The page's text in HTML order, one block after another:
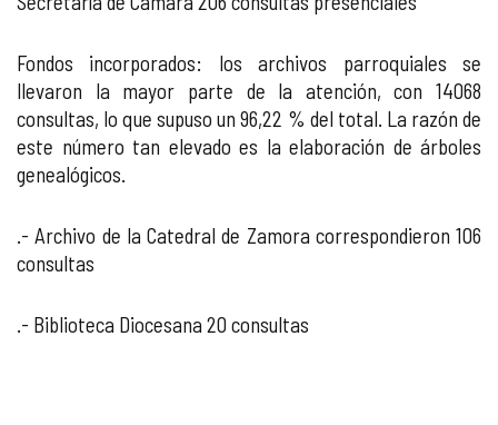
Fondos incorporados: los archivos parroquiales se
llevaron la mayor parte de la atención, con 14068
consultas, lo que supuso un 96,22 % del total. La razón de
este número tan elevado es la elaboración de árboles
genealógicos.
.- Archivo de la Catedral de Zamora correspondieron 106
consultas
.- Biblioteca Diocesana 20 consultas